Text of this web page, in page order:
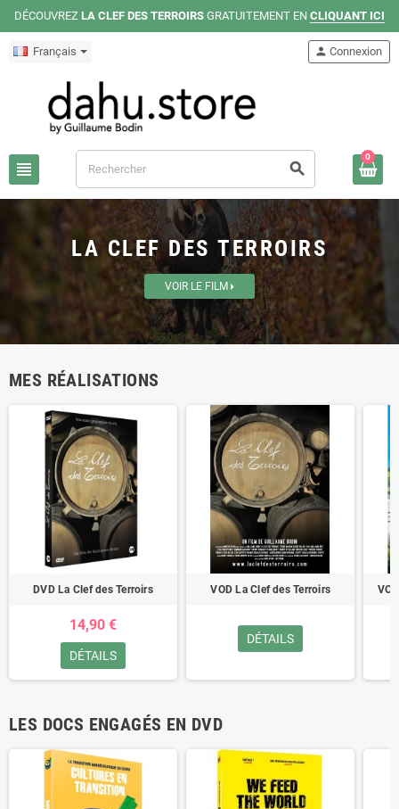
DÉCOUVREZ LA CLEF DES TERROIRS GRATUITEMENT EN CLIQUANT ICI
Français
view_headline search
person Connexion
0
LA CLEF DES TERROIRS
VOIR LE FILM
MES RÉALISATIONS
DVD La Clef des Terroirs
14,90 €
DÉTAILS
VOD La Clef des Terroirs
DÉTAILS
LES DOCS ENGAGÉS EN DVD